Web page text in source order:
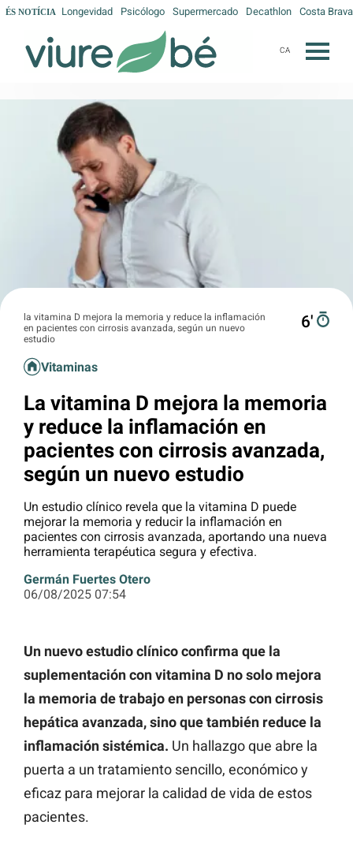
ÉS NOTÍCIA Longevidad Psicólogo Supermercado Decathlon Costa Brava
CA
la vitamina D mejora la memoria y reduce la inflamación
en pacientes con cirrosis avanzada, según un nuevo
estudio
6′
Vitaminas
La vitamina D mejora la memoria
y reduce la inflamación en
pacientes con cirrosis avanzada,
según un nuevo estudio
Un estudio clínico revela que la vitamina D puede
mejorar la memoria y reducir la inflamación en
pacientes con cirrosis avanzada, aportando una nueva
herramienta terapéutica segura y efectiva.
Germán Fuertes Otero
06/08/2025 07:54
Un nuevo estudio clínico confirma que la
suplementación con vitamina D no solo mejora
la memoria de trabajo en personas con cirrosis
hepática avanzada, sino que también reduce la
inflamación sistémica. Un hallazgo que abre la
puerta a un tratamiento sencillo, económico y
eficaz para mejorar la calidad de vida de estos
pacientes.